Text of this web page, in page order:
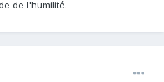
de l'humilité.